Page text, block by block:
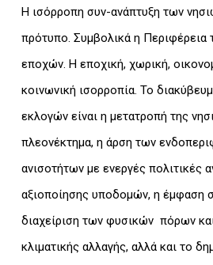
Η ισόρροπη συν-ανάπτυξη των
πρότυπο. Συμβολικά η
εποχών. Η εποχική, χωρική,
κοινωνική ισορροπία. Το
εκλογών είναι η μετατροπή της
πλεονέκτημα, η άρση των
ανισοτήτων με ενεργές πολιτικές
αξιοποίησης υποδομών, η έμφαση
διαχείριση των φυσικών πόρων
κλιματικής αλλαγής, αλλά και το